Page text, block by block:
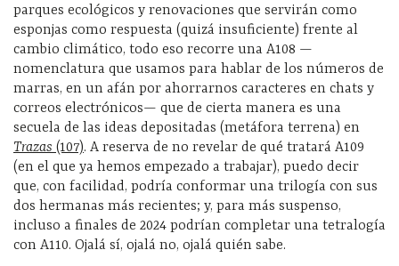
parques ecológicos y renovaciones que servirán como
esponjas como respuesta (quizá insuficiente) frente al
cambio climático, todo eso recorre una A108 —
nomenclatura que usamos para hablar de los números de
marras, en un afán por ahorrarnos caracteres en chats y
correos electrónicos— que de cierta manera es una
secuela de las ideas depositadas (metáfora terrena) en
Trazas (107). A reserva de no revelar de qué tratará A109
(en el que ya hemos empezado a trabajar), puedo decir
que, con facilidad, podría conformar una trilogía con sus
dos hermanas más recientes; y, para más suspenso,
incluso a finales de 2024 podrían completar una tetralogía
con A110. Ojalá sí, ojalá no, ojalá quién sabe.